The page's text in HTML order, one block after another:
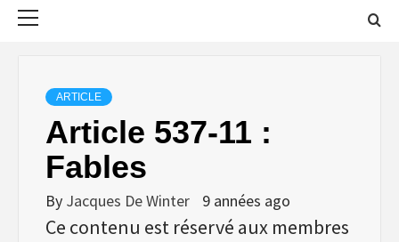
ARTICLE
Article 537-11 :
Fables
By Jacques De Winter 9 années ago
Ce contenu est réservé aux membres